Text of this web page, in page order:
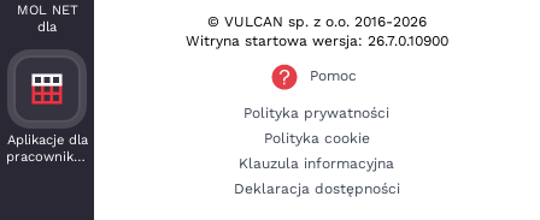
MOL NET
dla
Aplikacje dla
pracowników
© VULCAN sp. z o.o.2016-2026
Witryna startowa wersja: 26.7.0.10900
Pomoc
Polityka prywatności
Polityka cookie
Klauzula informacyjna
Deklaracja dostępności